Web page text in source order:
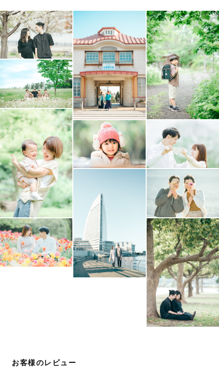
♣️撮影ジャンル♣️
🎗️ウェディング前撮り、後撮り
ドレスでも普段着でも、普段の二人の表情を引き出せるよ
うにカメラとの距離を考えながら撮影します。
ドレスは新婦さんが一番きれいに見えるように撮ります！
女性目線で前髪のチェックや服を整えたりさせて頂きま
す。
🎗️マタニティ
お腹を出さない写真でも、ふくらみがわかるように、ナチ
ュラルに撮ります。
お母さんとパートナーのお子さんのことを思う優しい表情
を引き出します。
🎗️キッズ、ファミリー　（七五三、お誕生日、お宮参り
など）
ラブグラフのキッズ撮影会のカメラマンです。話せる子は
目線をお子さんに合わせてお話ししながら、自然な表情を
就学前のお子さんは、ご両親と一緒のファミリーフォトを
お父さんお母さんにどれだけ愛されて育ったかがわかる写
お客様のレビュー